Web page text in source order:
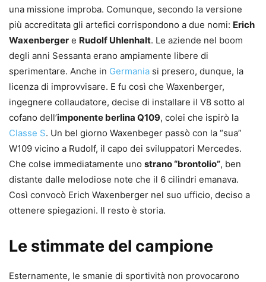
una missione improba. Comunque, secondo la versione
più accreditata gli artefici corrispondono a due nomi: Erich
Waxenberger e Rudolf Uhlenhalt. Le aziende nel boom
degli anni Sessanta erano ampiamente libere di
sperimentare. Anche in Germania si presero, dunque, la
licenza di improvvisare. E fu così che Waxenberger,
ingegnere collaudatore, decise di installare il V8 sotto al
cofano dell’imponente berlina Q109, colei che ispirò la
Classe S. Un bel giorno Waxenbeger passò con la “sua”
W109 vicino a Rudolf, il capo dei sviluppatori Mercedes.
Che colse immediatamente uno strano “brontolio”, ben
distante dalle melodiose note che il 6 cilindri emanava.
Così convocò Erich Waxenberger nel suo ufficio, deciso a
ottenere spiegazioni. Il resto è storia.
Le stimmate del campione
Esternamente, le smanie di sportività non provocarono